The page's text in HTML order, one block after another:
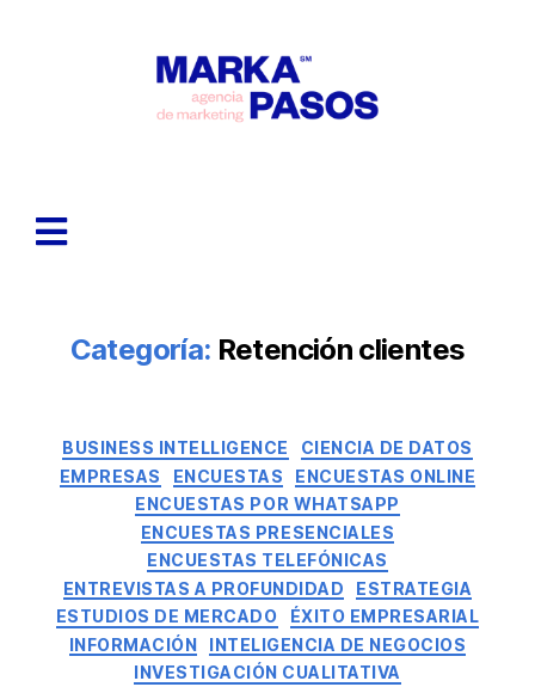
Categoría: Retención clientes
BUSINESS INTELLIGENCE
CIENCIA DE DATOS
EMPRESAS
ENCUESTAS
ENCUESTAS ONLINE
ENCUESTAS POR WHATSAPP
ENCUESTAS PRESENCIALES
ENCUESTAS TELEFÓNICAS
ENTREVISTAS A PROFUNDIDAD
ESTRATEGIA
ESTUDIOS DE MERCADO
ÉXITO EMPRESARIAL
INFORMACIÓN
INTELIGENCIA DE NEGOCIOS
INVESTIGACIÓN CUALITATIVA